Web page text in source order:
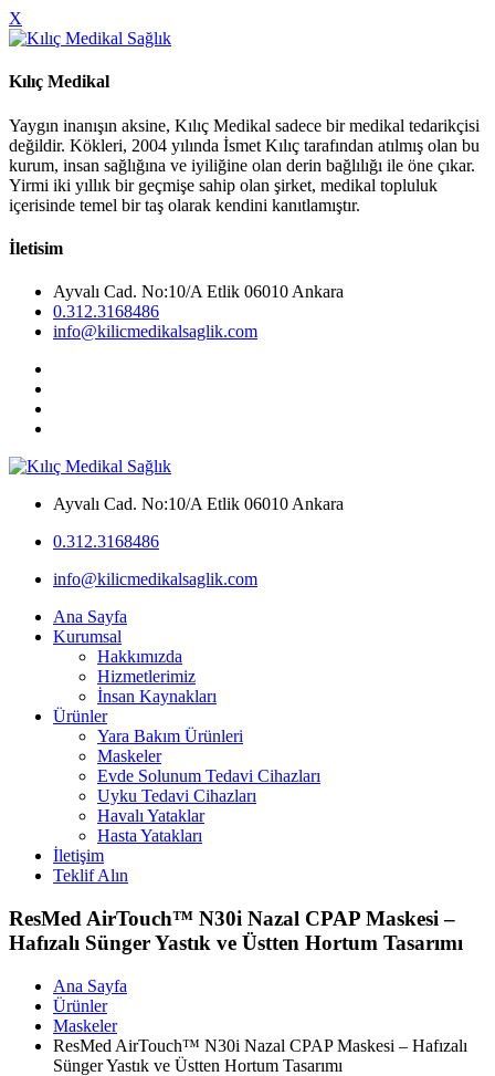
X
Kılıç Medikal
Yaygın inanışın aksine, Kılıç Medikal sadece bir medikal tedarikçisi
değildir. Kökleri, 2004 yılında İsmet Kılıç tarafından atılmış olan bu
kurum, insan sağlığına ve iyiliğine olan derin bağlılığı ile öne çıkar.
Yirmi iki yıllık bir geçmişe sahip olan şirket, medikal topluluk
içerisinde temel bir taş olarak kendini kanıtlamıştır.
İletisim
Ayvalı Cad. No:10/A Etlik 06010 Ankara
0.312.3168486
info@kilicmedikalsaglik.com
Ayvalı Cad. No:10/A Etlik 06010 Ankara
0.312.3168486
info@kilicmedikalsaglik.com
Ana Sayfa
Kurumsal
Hakkımızda
Hizmetlerimiz
İnsan Kaynakları
Ürünler
Yara Bakım Ürünleri
Maskeler
Evde Solunum Tedavi Cihazları
Uyku Tedavi Cihazları
Havalı Yataklar
Hasta Yatakları
İletişim
Teklif Alın
ResMed AirTouch™ N30i Nazal CPAP Maskesi –
Hafızalı Sünger Yastık ve Üstten Hortum Tasarımı
Ana Sayfa
Ürünler
Maskeler
ResMed AirTouch™ N30i Nazal CPAP Maskesi – Hafızalı
Sünger Yastık ve Üstten Hortum Tasarımı